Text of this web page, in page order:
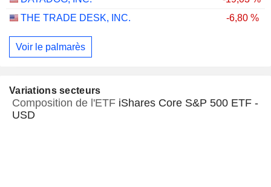
THE TRADE DESK, INC.
-6,80 %
Voir le palmarès
Variations secteurs
Composition de l'ETF iShares Core S&P 500 ETF -
USD